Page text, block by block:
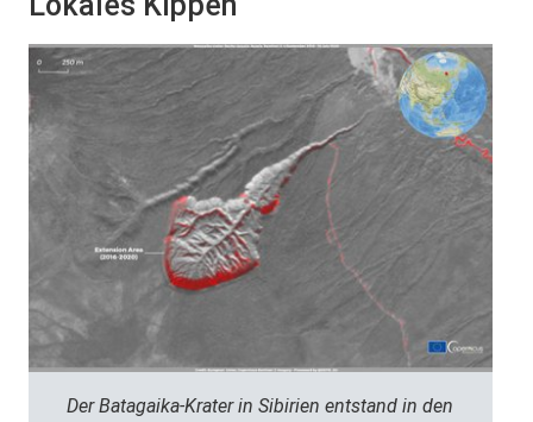
Der Batagaika-Krater in Sibirien entstand in den